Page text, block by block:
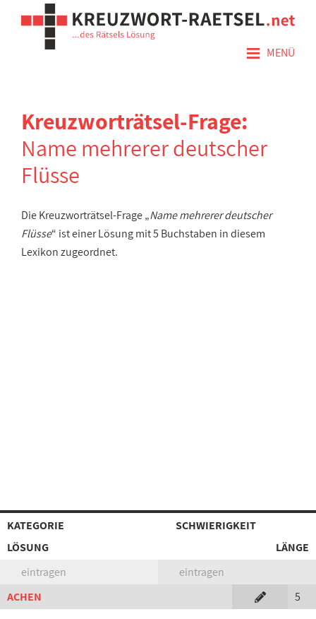
≡ MENÜ
Kreuzworträtsel-Frage:
Name mehrerer deutscher
Flüsse
Die Kreuzworträtsel-Frage „Name mehrerer deutscher
Flüsse“ ist einer Lösung mit 5 Buchstaben in diesem
Lexikon zugeordnet.
KATEGORIE
SCHWIERIGKEIT
LÖSUNG
LÄNGE
eintragen
eintragen
ACHEN
5